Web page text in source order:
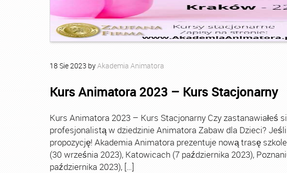
18 Sie2023 byAkademia Animatora
Kurs Animatora 2023 – Kurs Stacjonarny
Kurs Animatora 2023 – Kurs Stacjonarny Czy zastanawiałeś
profesjonalistą w dziedzinie Animatora Zabaw dla Dzieci?
propozycję! Akademia Animatora prezentuje nową trasę
(30 września 2023), Katowicach (7 października 2023),
października 2023), […]